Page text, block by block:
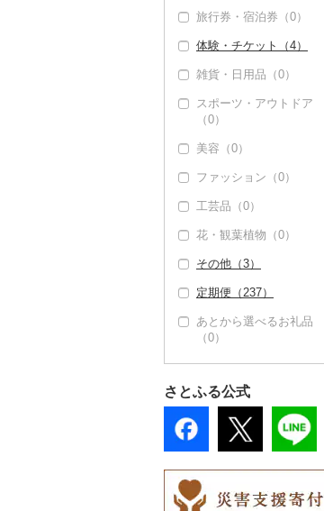
ふぐ（0）
ブリ（1）
ほっけ（0）
その他鮮魚（16）
その他魚介・加工品
（68）
（0）
ドライフルーツ（1）
干し柿（1）
干し芋（0）
その他ドライフルーツ
その他果物（2）
びわ（0）
ブルーベリー（0）
パイナップル（0）
栗（0）
その他果物（2）
きのこ（0）
その他野菜（0）
その他日本酒（0）
黒糖焼酎（0）
その他焼酎（0）
白ワイン（0）
赤ワイン（0）
シャンパン・スパーク
その他ワイン（0）
ウイスキー（2）
リキュール・洋酒
ノンアルコール（0）
その他酒（0）
ゼリー（0）
チョコレート（2）
カステラ（0）
アイス・ジェラート
（0）
その他洋菓子（14）
煎餅・おかき（0）
羊羹（0）
饅頭（0）
大福（0）
その他和菓子（1）
シュウマイ（1）
コロッケ（0）
その他惣菜（47）
その他鍋（0）
スープ（0）
豆腐・納豆（1）
豆腐（1）
納豆（0）
漬物（0）
缶詰・瓶詰（0）
乾物（0）
燻製（スモーク）
その他加工品（23）
塩（0）
醤油（2）
味噌（0）
酢（0）
旅行券・宿泊券（0）
体験・チケット（4）
PayPay商品券（0）
食事券（4）
用券（0）
水族館（0）
動物園（0）
釣り（0）
ダイビング（0）
スキーチケット・リフ
ゴルフプレー券（0）
花火大会チケット
（0）
カタログギフト（0）
その他体験・チケット
雑貨・日用品（0）
スポーツ・アウトドア
（0）
美容（0）
ファッション（0）
工芸品（0）
花・観葉植物（0）
その他（3）
地域サービス（0）
その他（3）
定期便（237）
あとから選べるお礼品
（0）
さとふる公式